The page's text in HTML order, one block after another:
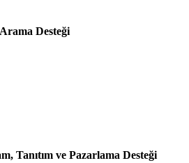
Desteği
Tanıtım ve Pazarlama Desteği